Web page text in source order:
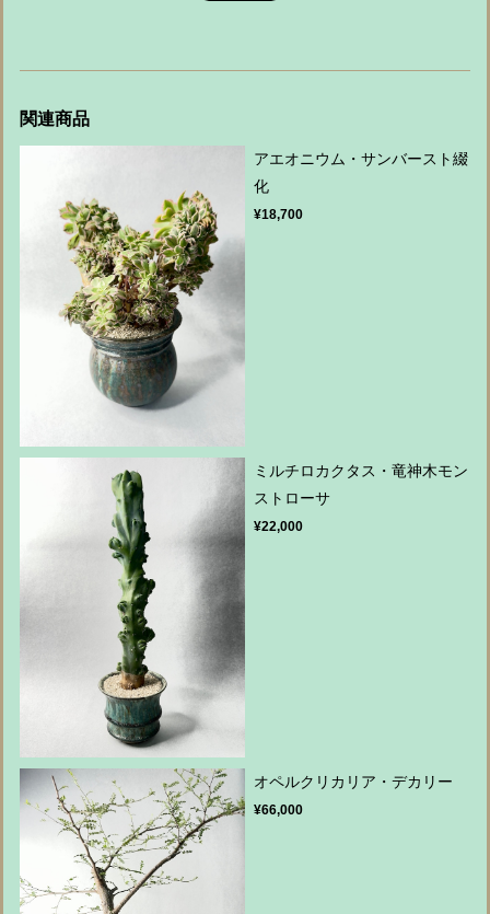
関連商品
アエオニウム・サンバースト綴
化
¥18,700
ミルチロカクタス・竜神木モン
ストローサ
¥22,000
オペルクリカリア・デカリー
¥66,000